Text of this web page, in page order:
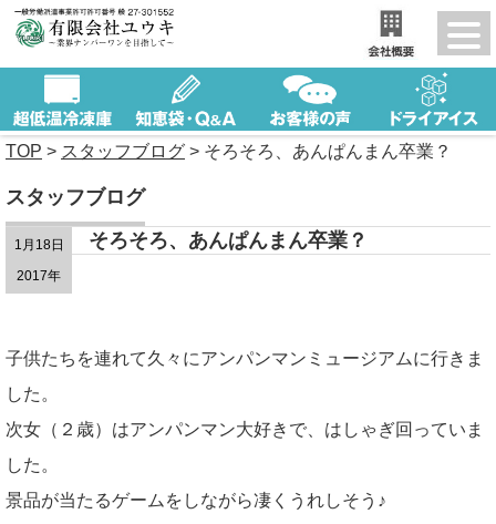
TOP > スタッフブログ > そろそろ、あんぱんまん卒業？
スタッフブログ
1月18日
2017年
そろそろ、あんぱんまん卒業？
子供たちを連れて久々にアンパンマンミュージアムに行きま
した。
次女（２歳）はアンパンマン大好きで、はしゃぎ回っていま
した。
景品が当たるゲームをしながら凄くうれしそう♪